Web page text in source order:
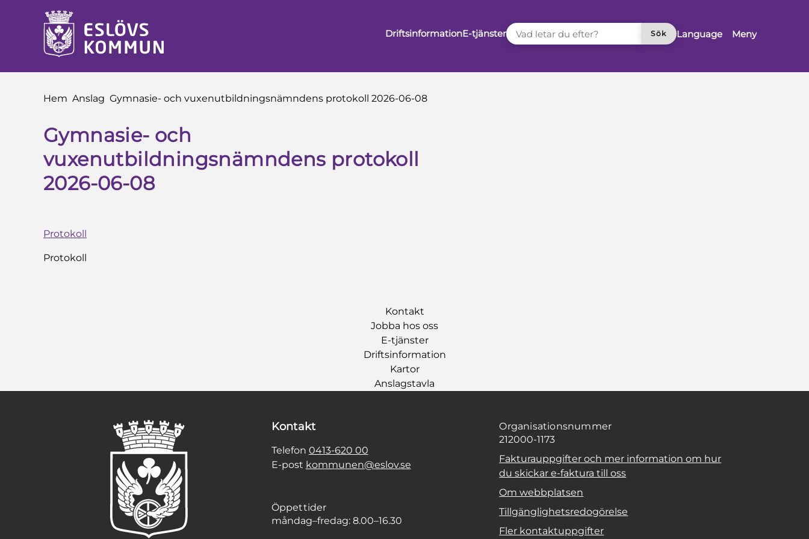
till innehåll
DriftsinformationE-tjänster
VAD LETAR DU EFTER?
Sök
Language Meny
Du är här:
Hem Anslag Gymnasie- och vuxenutbildningsnämndens protokoll 2026-06-08
Gymnasie- och
vuxenutbildningsnämndens protokoll
2026-06-08
Protokoll
Protokoll
Kontakt
Jobba hos oss
E-tjänster
Driftsinformation
Kartor
Anslagstavla
Kontakt
Telefon 0413-620 00
E-post kommunen@eslov.se
Öppettider
måndag–fredag: 8.00–16.30
Organisationsnummer
212000-1173
Fakturauppgifter och mer information om hur
du skickar e-faktura till oss
Om webbplatsen
Tillgänglighetsredogörelse
Fler kontaktuppgifter